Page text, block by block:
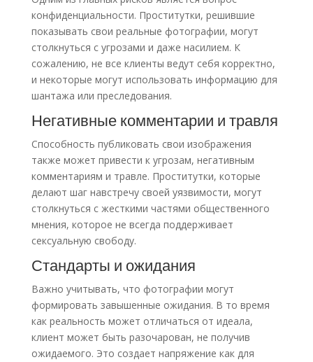
конфиденциальности. Проститутки, решившие
показывать свои реальные фотографии, могут
столкнуться с угрозами и даже насилием. К
сожалению, не все клиенты ведут себя корректно,
и некоторые могут использовать информацию для
шантажа или преследования.
Негативные комментарии и травля
Способность публиковать свои изображения
также может привести к угрозам, негативным
комментариям и травле. Проститутки, которые
делают шаг навстречу своей уязвимости, могут
столкнуться с жесткими частями общественного
мнения, которое не всегда поддерживает
сексуальную свободу.
Стандарты и ожидания
Важно учитывать, что фотографии могут
формировать завышенные ожидания. В то время
как реальность может отличаться от идеала,
клиент может быть разочарован, не получив
ожидаемого. Это создает напряжение как для